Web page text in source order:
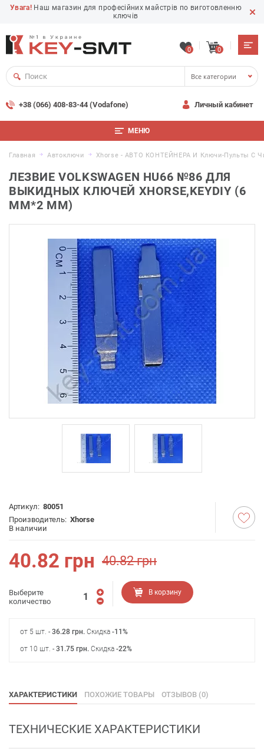
Увага! Наш магазин для професійних майстрів по виготовленню
ключів
0 0
Все категории
+38 (066) 408-83-44 (Vodafone) Личный кабинет
МЕНЮ
Главная Автоключи Xhorse - АВТО КОНТЕЙНЕРА И Ключи-Пульты С
ЛЕЗВИЕ VOLKSWAGEN HU66 №86 ДЛЯ
ВЫКИДНЫХ КЛЮЧЕЙ XHORSE,KEYDIY (6
MM*2 MM)
Артикул: 80051
Производитель: Xhorse
В наличии
40.82 грн 40.82грн
Выберите
количество
В корзину
от 5 шт. - 36.28 грн. Скидка -11%
от 10 шт. - 31.75 грн. Скидка -22%
ХАРАКТЕРИСТИКИ ПОХОЖИЕ ТОВАРЫ ОТЗЫВОВ (0)
ТЕХНИЧЕСКИЕ ХАРАКТЕРИСТИКИ